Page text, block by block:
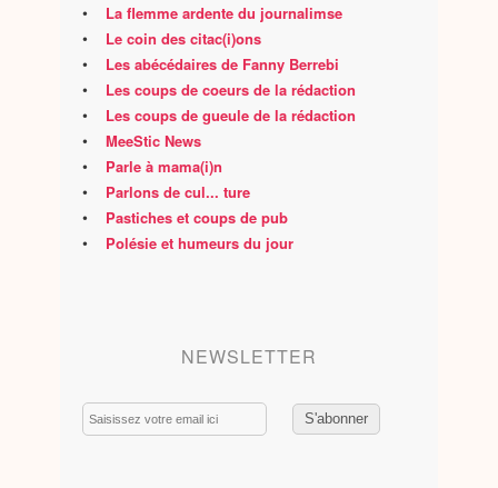
• La flemme ardente du journalimse
• Le coin des citac(i)ons
• Les abécédaires de Fanny Berrebi
• Les coups de coeurs de la rédaction
• Les coups de gueule de la rédaction
• MeeStic News
• Parle à mama(i)n
• Parlons de cul... ture
• Pastiches et coups de pub
• Polésie et humeurs du jour
NEWSLETTER
Email